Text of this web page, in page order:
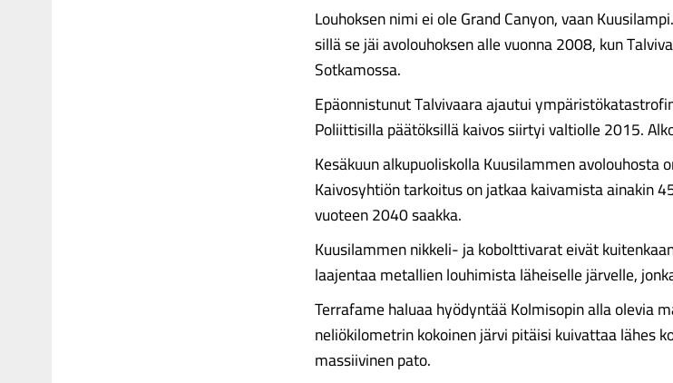
Louhoksen nimi ei ole Grand Canyon, vaan
sillä se jäi avolouhoksen alle vuonna 2008, kun
Sotkamossa.
Epäonnistunut Talvivaara ajautui
Poliittisilla päätöksillä kaivos siirtyi valtiolle 2015.
Kesäkuun alkupuoliskolla Kuusilammen
Kaivosyhtiön tarkoitus on jatkaa kaivamista ainakin
vuoteen 2040 saakka.
Kuusilammen nikkeli- ja kobolttivarat eivät
laajentaa metallien louhimista läheiselle järvelle,
Terrafame haluaa hyödyntää Kolmisopin alla olevia
neliökilometrin kokoinen järvi pitäisi kuivattaa lähes
massiivinen pato.